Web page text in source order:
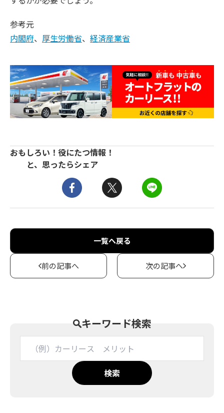
参考元
内閣府、 厚生労働省、 経済産業省
おもしろい！役にたつ情報！
と、思ったらシェア
一覧へ戻る
前の記事へ 次の記事へ
キーワード検索
検索